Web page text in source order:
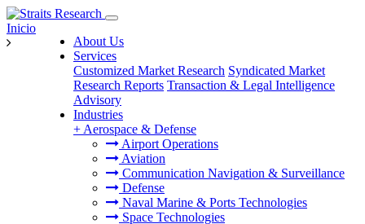
About Us
Services
Customized Market Research Syndicated Market
Research Reports Transaction & Legal Intelligence
Advisory
Industries
+ Aerospace & Defense
Airport Operations
Aviation
Communication Navigation & Surveillance
Defense
Naval Marine & Ports Technologies
Space Technologies
Inicio